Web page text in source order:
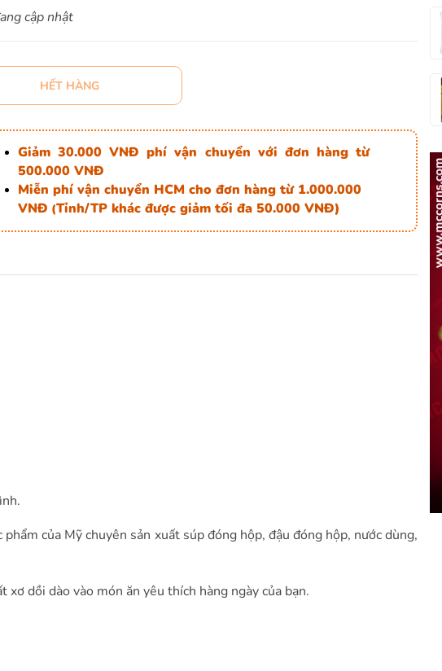
cập nhật
HẾT HÀNG
Giảm 30.000 VNĐ phí vận chuyển với đơn hàng từ
500.000 VNĐ
Miễn phí vận chuyển HCM cho đơn hàng từ 1.000.000
VNĐ (Tỉnh/TP khác được giảm tối đa 50.000 VNĐ)
của Mỹ chuyên sản xuất súp đóng hộp, đậu đóng hộp, nước dùng,
dồi dào vào món ăn yêu thích hàng ngày của bạn.